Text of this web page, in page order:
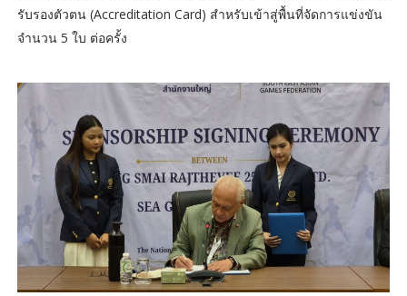
รับรองตัวตน (Accreditation Card) สำหรับเข้าสู่พื้นที่จัดการแข่งขัน
จำนวน 5 ใบ ต่อครั้ง